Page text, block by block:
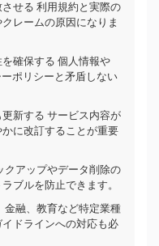
せる 利用規約と実際の
レームの原因になりま
確保する 個人情報や
ポリシーと矛盾しない
新する サービス内容が
に改訂することが重要
クアップやデータ削除の
ブルを防止できます。
金融、教育など特定業種
ドラインへの対応も必